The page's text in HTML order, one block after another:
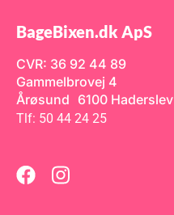
BageBixen.dk ApS
CVR: 36 92 44 89
Gammelbrovej 4
Årøsund 6100 Haderslev
Tlf: 50 44 24 25